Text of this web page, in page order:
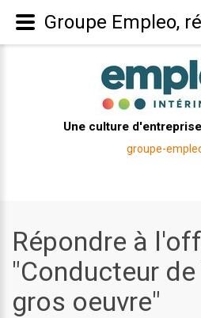
Une culture
groupe-
Répondre à
"Conducteur de
gros oeuvre"
Groupe Empleo,